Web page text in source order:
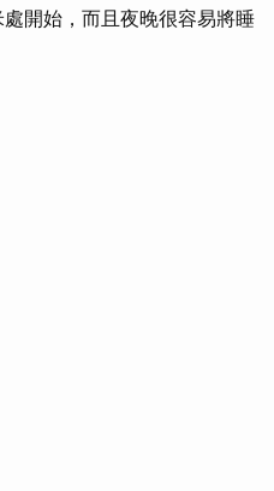
開始，而且夜晚很容易將睡